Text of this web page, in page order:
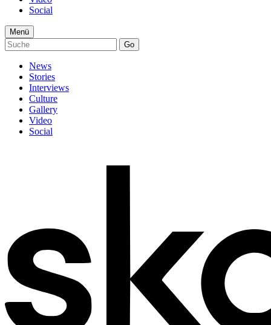
Social
Menü
Go
News
Stories
Interviews
Culture
Gallery
Video
Social